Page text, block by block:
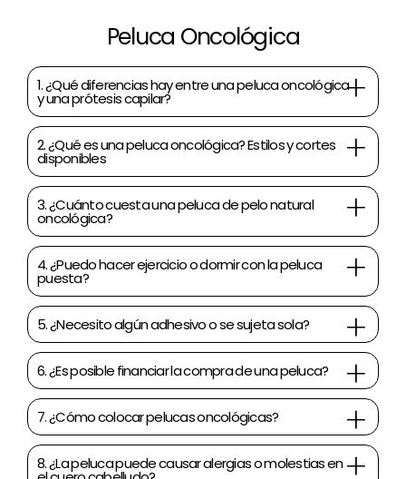
Peluca Oncológica
1. ¿Qué diferencias hay entre una peluca oncológica
y una prótesis capilar?
2. ¿Qué es una peluca oncológica? Estilos y cortes
disponibles
3. ¿Cuánto cuesta una peluca de pelo natural
oncológica?
4. ¿Puedo hacer ejercicio o dormir con la peluca
puesta?
5. ¿Necesito algún adhesivo o se sujeta sola?
6. ¿Es posible financiar la compra de una peluca?
7. ¿Cómo colocar pelucas oncológicas?
8. ¿La peluca puede causar alergias o molestias en